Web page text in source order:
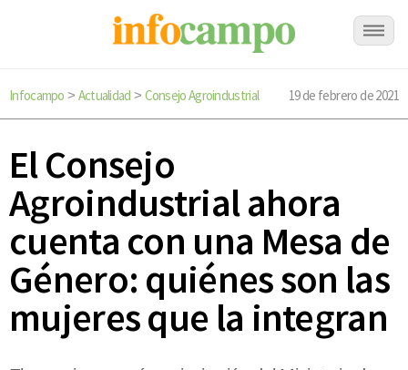
Infocampo > Actualidad > Consejo Agroindustrial 19 de febrero de 2021
El Consejo
Agroindustrial ahora
cuenta con una Mesa de
Género: quiénes son las
mujeres que la integran